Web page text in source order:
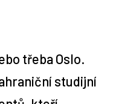
třeba Oslo.
studijní